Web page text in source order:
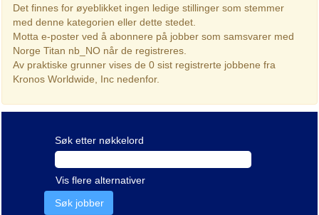
Det finnes for øyeblikket ingen ledige stillinger som stemmer
med denne kategorien eller dette stedet.
Motta e-poster ved å abonnere på jobber som samsvarer med
Norge Titan nb_NO når de registreres.
Av praktiske grunner vises de 0 sist registrerte jobbene fra
Kronos Worldwide, Inc nedenfor.
Søk etter nøkkelord
Vis flere alternativer